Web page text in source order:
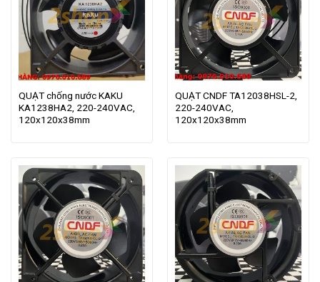
QUẠT chống nước KAKU
KA1238HA2, 220-240VAC,
120x120x38mm
QUẠT CNDF TA12038HSL-2,
220-240VAC,
120x120x38mm